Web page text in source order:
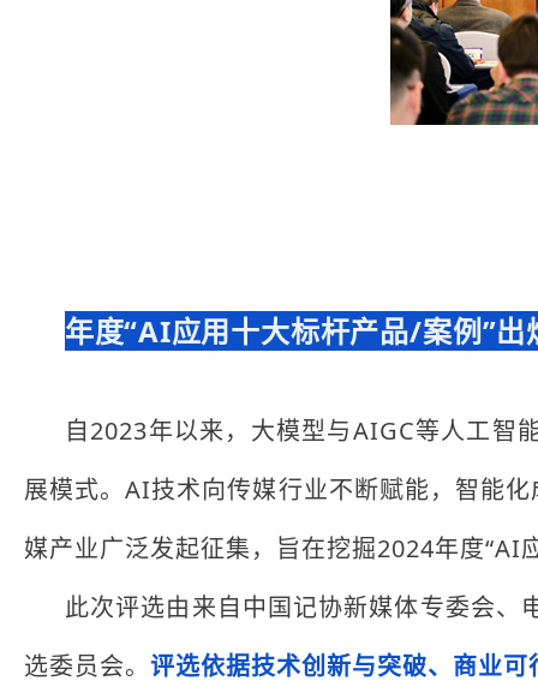
年度“AI应用十大标杆产品/案例”出
自2023年以来，大模型与AIGC等人工智
展模式。AI技术向传媒行业不断赋能，智能
媒产业广泛发起征集，旨在挖掘2024年度
此次评选由来自中国记协新媒体专委会
选委员会。评选依据技术创新与突破、商业